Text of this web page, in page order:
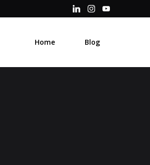
Home Blog